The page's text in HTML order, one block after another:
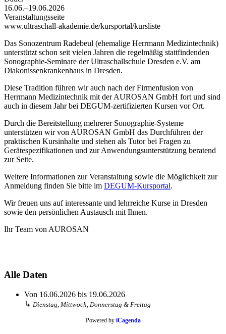
16.06.–19.06.2026
Veranstaltungsseite
www.ultraschall-akademie.de/kursportal/kursliste
Das Sonozentrum Radebeul (ehemalige Herrmann Medizintechnik)
unterstützt schon seit vielen Jahren die regelmäßig stattfindenden
Sonographie-Seminare der Ultraschallschule Dresden e.V. am
Diakonissenkrankenhaus in Dresden.
Diese Tradition führen wir auch nach der Firmenfusion von
Herrmann Medizintechnik mit der AUROSAN GmbH fort und sind
auch in diesem Jahr bei DEGUM-zertifizierten Kursen vor Ort.
Durch die Bereitstellung mehrerer Sonographie-Systeme
unterstützen wir von AUROSAN GmbH das Durchführen der
praktischen Kursinhalte und stehen als Tutor bei Fragen zu
Gerätespezifikationen und zur Anwendungsunterstützung beratend
zur Seite.
Weitere Informationen zur Veranstaltung sowie die Möglichkeit zur
Anmeldung finden Sie bitte im DEGUM-Kursportal.
Wir freuen uns auf interessante und lehrreiche Kurse in Dresden
sowie den persönlichen Austausch mit Ihnen.
Ihr Team von AUROSAN
Alle Daten
Von 16.06.2026 bis 19.06.2026
↳ Dienstag, Mittwoch, Donnerstag & Freitag
Powered by iCagenda